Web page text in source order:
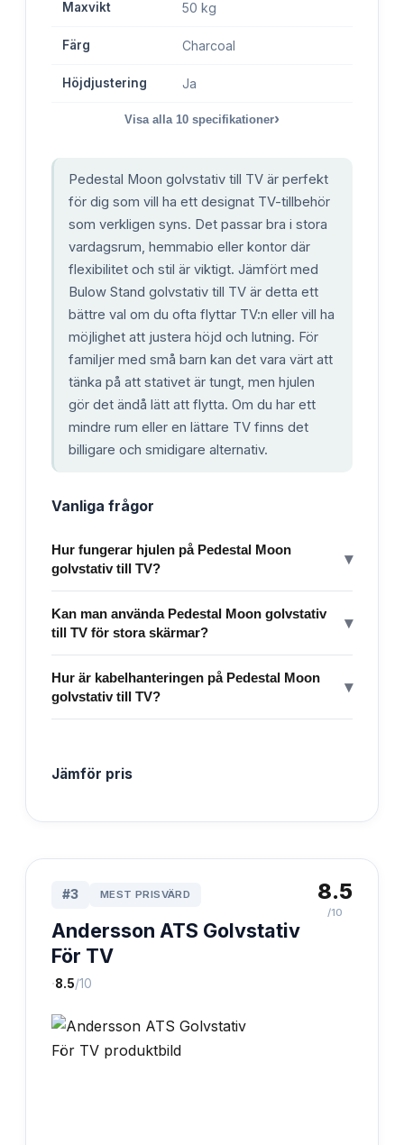
Maxvikt 50 kg
Färg Charcoal
Höjdjustering Ja
Visa alla 10 specifikationer›
Pedestal Moon golvstativ till TV är perfekt
för dig som vill ha ett designat TV-tillbehör
som verkligen syns. Det passar bra i stora
vardagsrum, hemmabio eller kontor där
flexibilitet och stil är viktigt. Jämfört med
Bulow Stand golvstativ till TV är detta ett
bättre val om du ofta flyttar TV:n eller vill ha
möjlighet att justera höjd och lutning. För
familjer med små barn kan det vara värt att
tänka på att stativet är tungt, men hjulen
gör det ändå lätt att flytta. Om du har ett
mindre rum eller en lättare TV finns det
billigare och smidigare alternativ.
Vanliga frågor
Hur fungerar hjulen på Pedestal Moon
golvstativ till TV?
▾
Kan man använda Pedestal Moon golvstativ
till TV för stora skärmar?
▾
Hur är kabelhanteringen på Pedestal Moon
golvstativ till TV?
▾
Jämför pris
#3 MEST PRISVÄRD
Andersson ATS Golvstativ
För TV
·8.5/10
8.5
/10